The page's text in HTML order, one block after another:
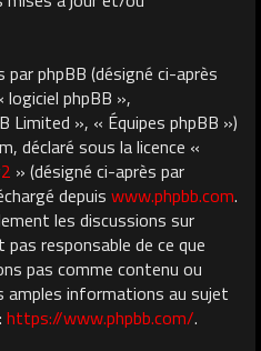
phpBB (désigné ci-après
phpBB »,
Limited », « Équipes phpBB »)
déclaré sous la licence «
» (désigné ci-après par
depuis www.phpbb.com.
les discussions sur
responsable de ce que
pas comme contenu ou
amples informations au sujet
https://www.phpbb.com/.